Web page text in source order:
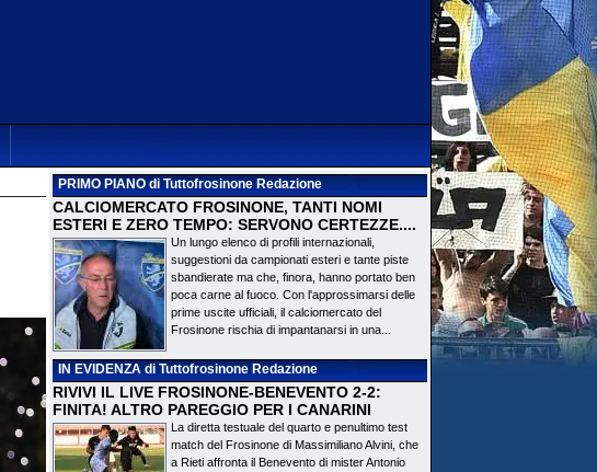
PRIMO PIANOdi Tuttofrosinone Redazione
CALCIOMERCATO FROSINONE, TANTI NOMI
ESTERI E ZERO TEMPO: SERVONO CERTEZZE....
Un lungo elenco di profili internazionali,
suggestioni da campionati esteri e tante piste
sbandierate ma che, finora, hanno portato ben
poca carne al fuoco. Con l'approssimarsi delle
prime uscite ufficiali, il calciomercato del
Frosinone rischia di impantanarsi in una...
IN EVIDENZAdi Tuttofrosinone Redazione
RIVIVI IL LIVE FROSINONE-BENEVENTO 2-2:
FINITA! ALTRO PAREGGIO PER I CANARINI
La diretta testuale del quarto e penultimo test
match del Frosinone di Massimiliano Alvini, che
a Rieti affronta il Benevento di mister Antonio